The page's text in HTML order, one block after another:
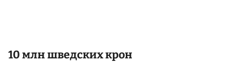
10 млн шведских крон